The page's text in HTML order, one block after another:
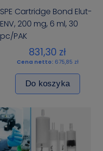
SPE Cartridge Bond Elut-
ENV, 200 mg, 6 ml, 30
pc/PAK
831,30 zł
Cena netto: 675,85 zł
Do koszyka